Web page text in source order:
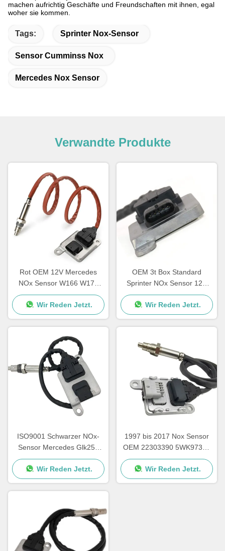
machen aufrichtig Geschäfte und Freundschaften mit ihnen, egal
woher sie kommen.
Tags: Sprinter Nox-Sensor
Sensor Cumminss Nox
Mercedes Nox Sensor
Verwandte Produkte
Rot OEM 12V Mercedes
NOx Sensor W166 W172
W205 W221 W212 C300
ML350
Wir Reden Jetzt.
OEM 3t Box Standard
Sprinter NOx Sensor 12V
A0009050008 5WK96681D
Wir Reden Jetzt.
ISO9001 Schwarzer NOx-
Sensor Mercedes Glk250
E250 OEM 5WK96682A
A0009057000
Wir Reden Jetzt.
1997 bis 2017 Nox Sensor
OEM 22303390 5WK97367
für den SUV VOL XC40
Wir Reden Jetzt.